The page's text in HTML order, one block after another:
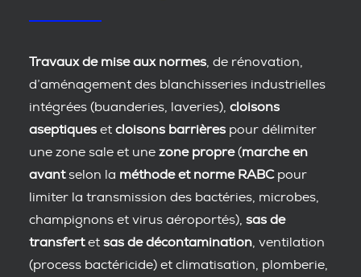
Travaux de mise aux normes , de rénovation,
d’aménagement des blanchisseries industrielles
intégrées (buanderies, laveries), cloisons
aseptiques et cloisons barrières pour délimiter
une zone sale et une zone propre(marche en
avantselon la méthode et norme RABCpour
limiter la transmission des bactéries, microbes,
champignons et virus aéroportés), sas de
transfertet sas de décontamination , ventilation
(process bactéricide) et climatisation, plomberie,